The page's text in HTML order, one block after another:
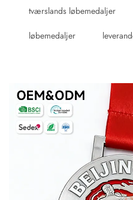
tværslands løbemedaljer
løbemedaljer